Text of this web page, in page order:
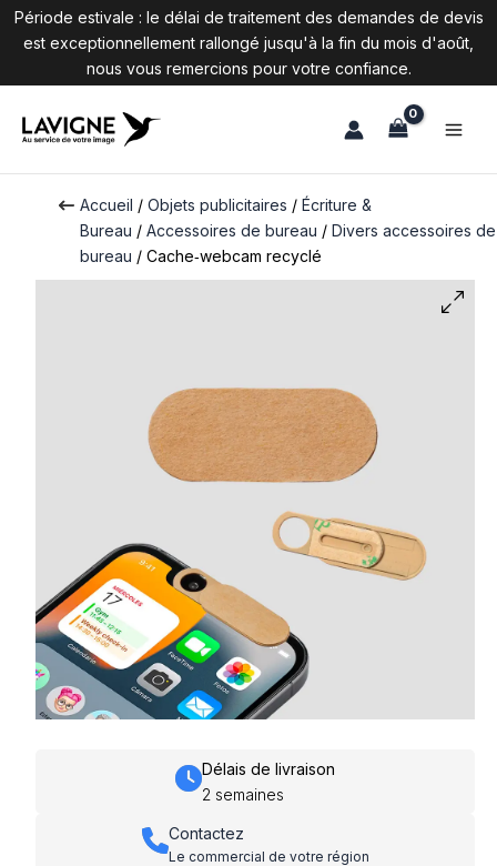
Période estivale : le délai de traitement des demandes de devis
est exceptionnellement rallongé jusqu'à la fin du mois d'août,
nous vous remercions pour votre confiance.
Accueil / Objets publicitaires / Écriture &
Bureau / Accessoires de bureau / Divers accessoires de
bureau / Cache‑webcam recyclé
Délais de livraison
2 semaines
Contactez
Le commercial de votre région